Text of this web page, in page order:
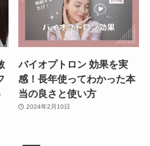
バイオプトロン 効果を実
感！長年使ってわかった本
当の良さと使い方
2024年2月10日